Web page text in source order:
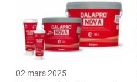
02 mars 2025